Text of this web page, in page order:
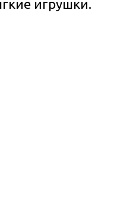
игрушки.